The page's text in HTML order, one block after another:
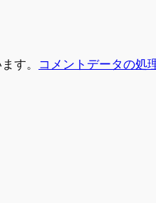
す。 コメントデータの処